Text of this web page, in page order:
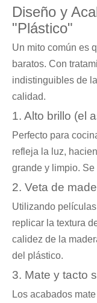
Diseño y
"Plástico"
Un mito común es
baratos. Con
indistinguibles de
calidad.
1. Alto brillo (el
Perfecto para
refleja la luz,
grande y limpio.
2. Veta de
Utilizando
replicar la textura
calidez de la
del plástico.
3. Mate y tacto
Los acabados